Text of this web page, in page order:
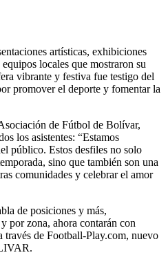
artísticas, exhibiciones
locales que mostraron su
vibrante y festiva fue testigo del
promover el deporte y fomentar la
de Fútbol de Bolívar,
los asistentes: “Estamos
público. Estos desfiles no solo
sino que también son una
comunidades y celebrar el amor
de posiciones y más,
por zona, ahora contarán con
través de Football-Play.com, nuevo